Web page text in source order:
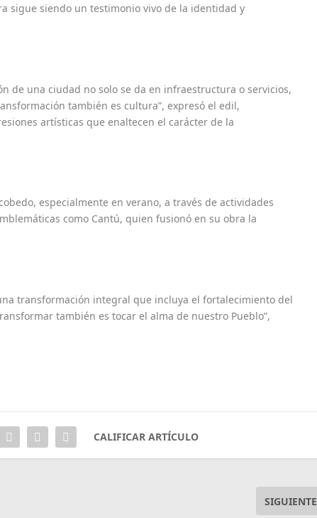
sigue siendo un testimonio vivo de la identidad y
de una ciudad no solo se da en infraestructura o servicios,
también es cultura”, expresó el edil,
artísticas que enaltecen el carácter de la
especialmente en verano, a través de actividades
como Cantú, quien fusionó en su obra la
transformación integral que incluya el fortalecimiento del
también es tocar el alma de nuestro Pueblo”,
CALIFICAR ARTÍCULO
SIGUIENTE